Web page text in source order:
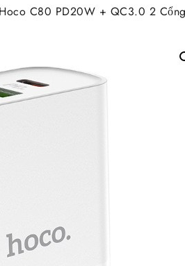
C80 PD20W + QC3.0 2 Cổng